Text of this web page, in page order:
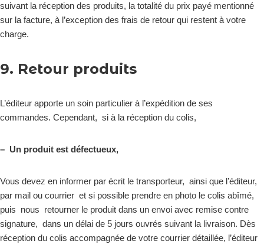
suivant la réception des produits, la totalité du prix payé mentionné
sur la facture, à l’exception des frais de retour qui restent à votre
charge.
9. Retour produits
L’éditeur apporte un soin particulier à l’expédition de ses
commandes. Cependant, si à la réception du colis,
– Un produit est défectueux,
Vous devez en informer par écrit le transporteur, ainsi que l’éditeur,
par mail ou courrier et si possible prendre en photo le colis abîmé,
puis nous retourner le produit dans un envoi avec remise contre
signature, dans un délai de 5 jours ouvrés suivant la livraison. Dès
réception du colis accompagnée de votre courrier détaillée, l’éditeur